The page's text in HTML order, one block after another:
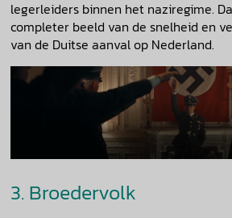
legerleiders binnen het naziregime.
completer beeld van de snelheid en
van de Duitse aanval op Nederland.
3. Broedervolk